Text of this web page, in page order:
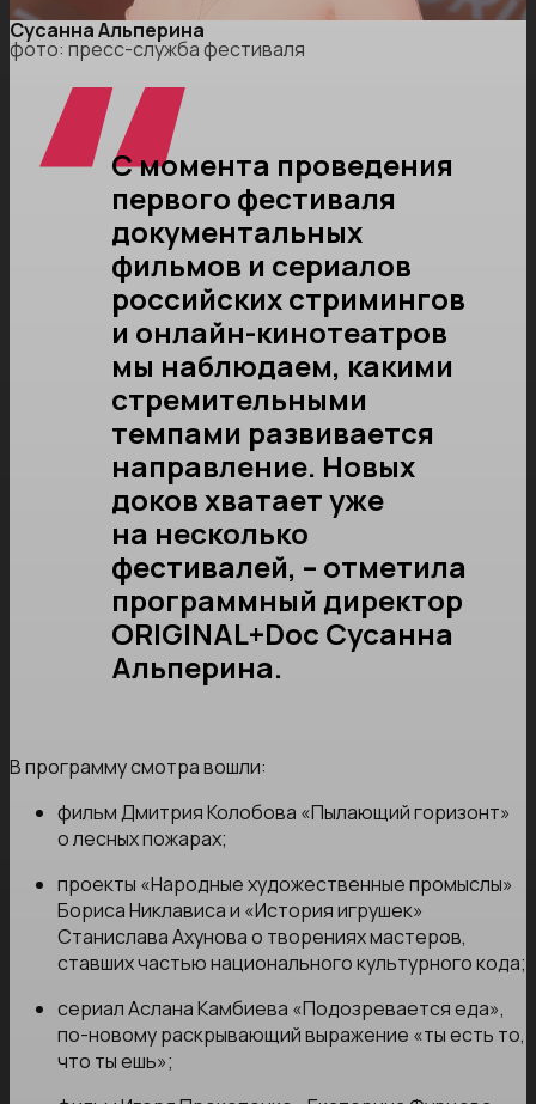
Сусанна Альперина
фото: пресс-служба фестиваля
С момента проведения
первого фестиваля
документальных
фильмов и сериалов
российских стримингов
и онлайн-кинотеатров
мы наблюдаем, какими
стремительными
темпами развивается
направление. Новых
доков хватает уже
на несколько
фестивалей, – отметила
программный директор
ORIGINAL+Doc Сусанна
Альперина.
В программу смотра вошли:
фильм Дмитрия Колобова «Пылающий горизонт»
о лесных пожарах;
проекты «Народные художественные промыслы»
Бориса Никлависа и «История игрушек»
Станислава Ахунова о творениях мастеров,
ставших частью национального культурного кода;
сериал Аслана Камбиева «Подозревается еда»,
по-новому раскрывающий выражение «ты есть то,
что ты ешь»;